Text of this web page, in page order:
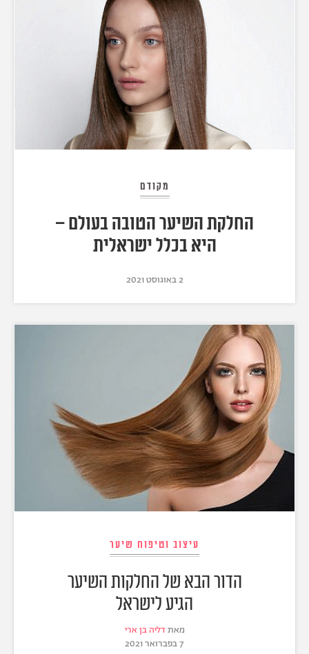
מקודם
החלקת השיער הטובה בעולם –
היא בכלל ישראלית
2 באוגוסט 2021
עיצוב וטיפוח שיער
הדור הבא של החלקות השיער
הגיע לישראל
מאת דליה בן ארי
7 בפברואר 2021